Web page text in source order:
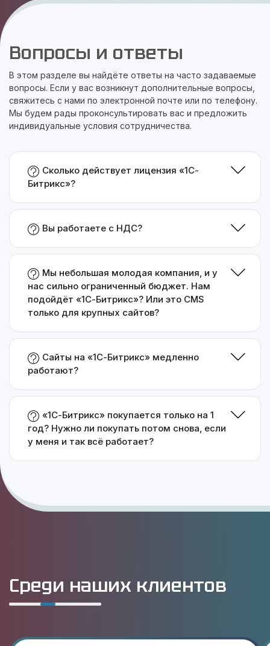
Вопросы и ответы
В этом разделе вы найдёте ответы на часто задаваемые
вопросы. Если у вас возникнут дополнительные вопросы,
свяжитесь с нами по электронной почте или по телефону.
Мы будем рады проконсультировать вас и предложить
индивидуальные условия сотрудничества.
Сколько действует лицензия «1С-
Битрикс»?
Вы работаете с НДС?
Мы небольшая молодая компания, и у
нас сильно ограниченный бюджет. Нам
подойдёт «1С-Битрикс»? Или это CMS
только для крупных сайтов?
Сайты на «1С-Битрикс» медленно
работают?
«1С-Битрикс» покупается только на 1
год? Нужно ли покупать потом снова, если
у меня и так всё работает?
Среди наших клиентов